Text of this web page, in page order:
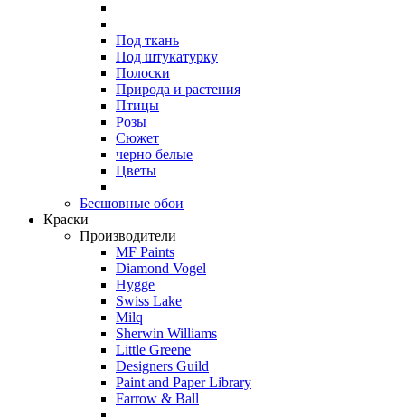
Под ткань
Под штукатурку
Полоски
Природа и растения
Птицы
Розы
Сюжет
черно белые
Цветы
Бесшовные обои
Краски
Производители
MF Paints
Diamond Vogel
Hygge
Swiss Lake
Milq
Sherwin Williams
Little Greene
Designers Guild
Paint and Paper Library
Farrow & Ball